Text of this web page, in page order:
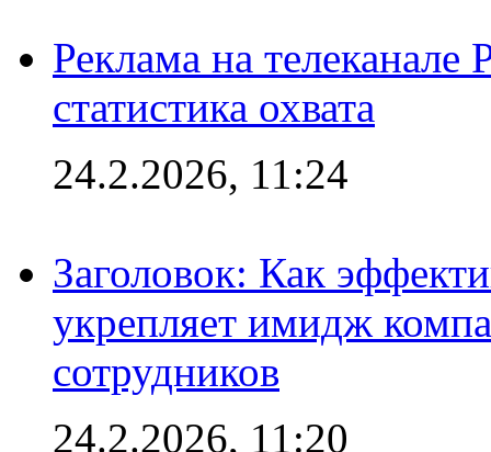
Реклама на
статистика охвата
24.2.2026, 11:24
Заголовок: Как
укрепляет имидж
сотрудников
24.2.2026, 11:20